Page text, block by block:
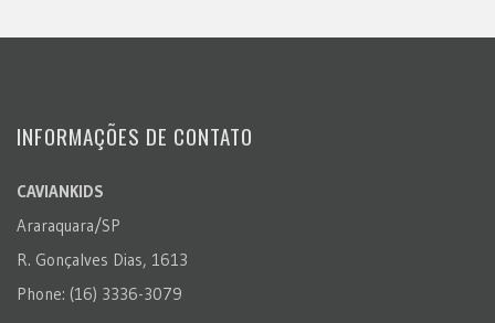
INFORMAÇÕES DE CONTATO
CAVIANKIDS
Araraquara/SP
R. Gonçalves Dias, 1613
Phone: (16) 3336-3079